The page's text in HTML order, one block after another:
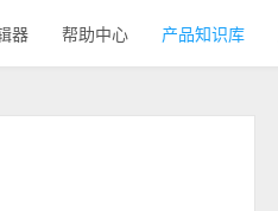
器 帮助中心 产品知识库